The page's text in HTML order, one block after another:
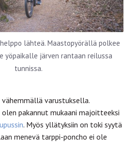
lähteä. Maastopyörällä polkee
yöpaikalle järven rantaan reilussa
tunnissa.
varustuksella.
pakannut mukaani majoitteeksi
. Myös yllätyksiin on toki syytä
menevä tarppi-poncho ei ole